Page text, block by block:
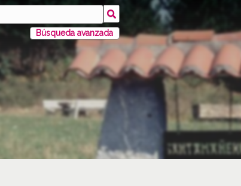
Búsqueda avanzada